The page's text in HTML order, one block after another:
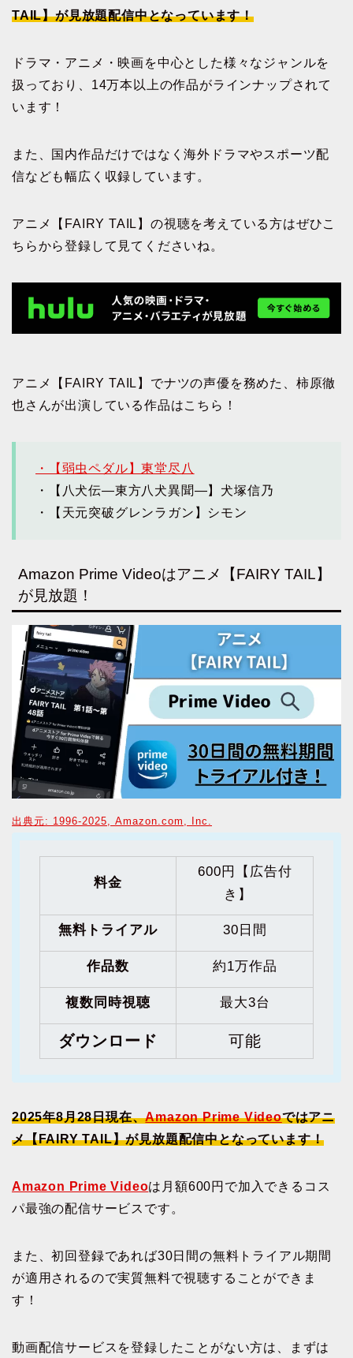
TAIL】が見放題配信中となっています！
ドラマ・アニメ・映画を中心とした様々なジャンルを
扱っており、14万本以上の作品がラインナップされて
います！
また、国内作品だけではなく海外ドラマやスポーツ配
信なども幅広く収録しています。
アニメ【FAIRY TAIL】の視聴を考えている方はぜひこ
ちらから登録して見てくださいね。
アニメ【FAIRY TAIL】でナツの声優を務めた、柿原徹
也さんが出演している作品はこちら！
・【弱虫ペダル】東堂尽八
・【八犬伝―東方八犬異聞―】犬塚信乃
・【天元突破グレンラガン】シモン
Amazon Prime Videoはアニメ【FAIRY TAIL】
が見放題！
出典元: 1996-2025, Amazon.com, Inc.
料金
600円【広告付
き】
無料トライアル 30日間
作品数 約1万作品
複数同時視聴 最大3台
ダウンロード 可能
2025年8月28日現在、Amazon Prime Videoではアニ
メ【FAIRY TAIL】が見放題配信中となっています！
Amazon Prime Videoは月額600円で加入できるコス
パ最強の配信サービスです。
また、初回登録であれば30日間の無料トライアル期間
が適用されるので実質無料で視聴することができま
す！
動画配信サービスを登録したことがない方は、まずは